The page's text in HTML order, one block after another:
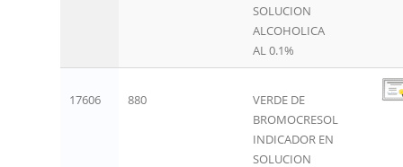
SOLUCION
ALCOHOLICA
AL 0.1%
17606 880
VERDE DE
BROMOCRESOL
INDICADOR EN
SOLUCION